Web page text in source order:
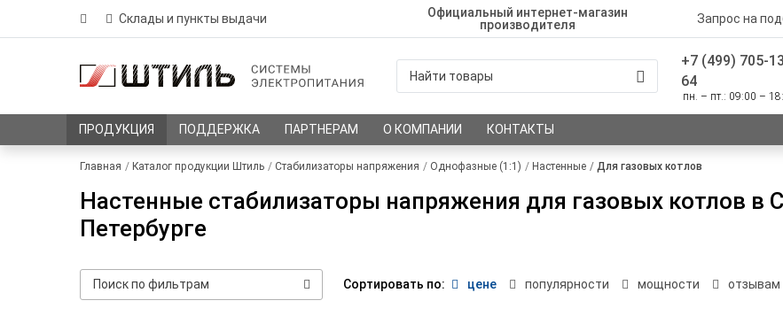
Склады и пункты выдачи
Официальный интернет-магазин
производителя
Запрос на
+7 (499) 705-
64
пн. – пт.: 09:00 –
ПРОДУКЦИЯ ПОДДЕРЖКА ПАРТНЕРАМ О КОМПАНИИ КОНТАКТЫ
Главная Каталог продукции Штиль Стабилизаторы напряжения Однофазные (1:1) Настенные Для газовых котлов
Настенные стабилизаторы напряжения для газовых котлов в
Петербурге
Сортировать по: цене популярности мощности отзывам